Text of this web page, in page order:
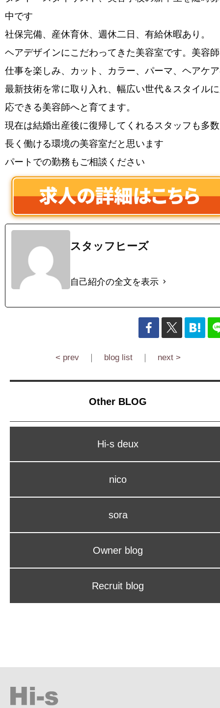
中です
社保完備、産休育休、週休二日、有給休暇あり。
ヘアデザインにこだわってきた美容室です。美容
仕事を楽しみ、カット、カラー、パーマ、ヘアケ
最新技術を常に取り入れ、幅広い世代＆スタイル
応できる美容師へと育てます。
現在は結婚出産後に復帰してくれるスタッフも多
長く働ける環境の美容室だと思います
パートでの勤務もご相談ください
スタッフヒーズ
自己紹介の全文を表示
< prev｜ blog list｜ next >
Other BLOG
Hi-s deux
nico
sora
Owner blog
Recruit blog